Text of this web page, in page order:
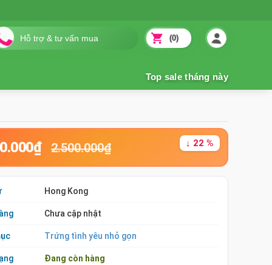
(0)
2.500.000₫ ↓ 22 %
Hong Kong
Chưa cập nhật
Trứng tình yêu nhỏ gọn
Đang còn hàng